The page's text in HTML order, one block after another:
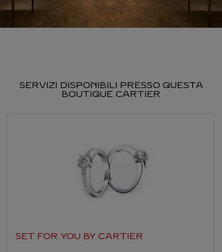
SERVIZI DISPONIBILI PRESSO QUESTA
BOUTIQUE CARTIER
SET FOR YOU BY CARTIER